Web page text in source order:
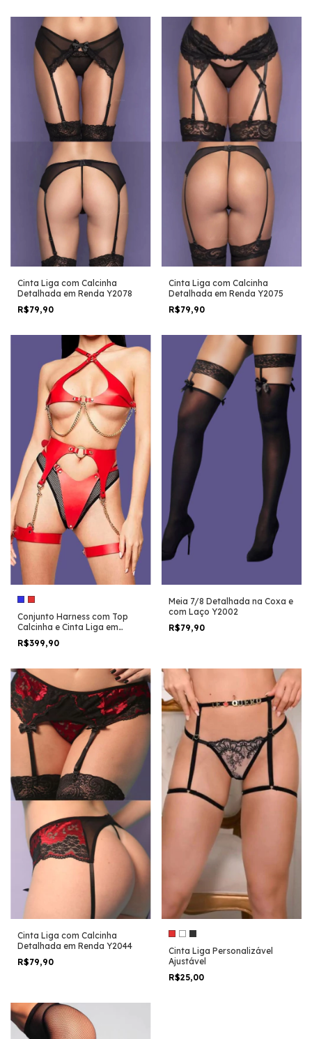
Cinta Liga com Calcinha
Detalhada em Renda Y2078
R$79,90
Cinta Liga com Calcinha
Detalhada em Renda Y2075
R$79,90
Conjunto Harness com Top
Calcinha e Cinta Liga em
Couro 9333
R$399,90
Meia 7/8 Detalhada na Coxa e
com Laço Y2002
R$79,90
Cinta Liga com Calcinha
Detalhada em Renda Y2044
R$79,90
Cinta Liga Personalizável
Ajustável
R$25,00